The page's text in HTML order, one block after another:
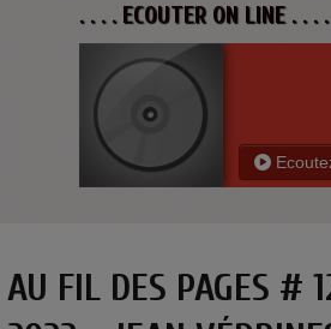
. . . . ECOUTER ON LINE . . .
AU FIL DES PAGES #